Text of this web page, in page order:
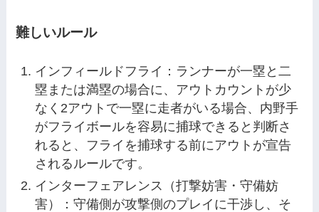
難しいルール
インフィールドフライ：ランナーが一塁と二
塁または満塁の場合に、アウトカウントが少
なく2アウトで一塁に走者がいる場合、内野手
がフライボールを容易に捕球できると判断さ
れると、フライを捕球する前にアウトが宣告
されるルールです。
インターフェアレンス（打撃妨害・守備妨
害）：守備側が攻撃側のプレイに干渉し、そ